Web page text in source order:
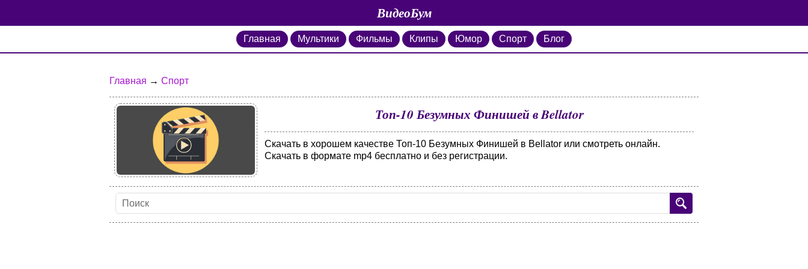
ВидеоБум
Главная Мультики Фильмы Клипы Юмор Спорт Блог
Главная → Спорт
Топ-10 Безумных Финишей в Bellator
Скачать в хорошем качестве Топ-10 Безумных Финишей в Bellator или смотреть онлайн.
Скачать в формате mp4 бесплатно и без регистрации.